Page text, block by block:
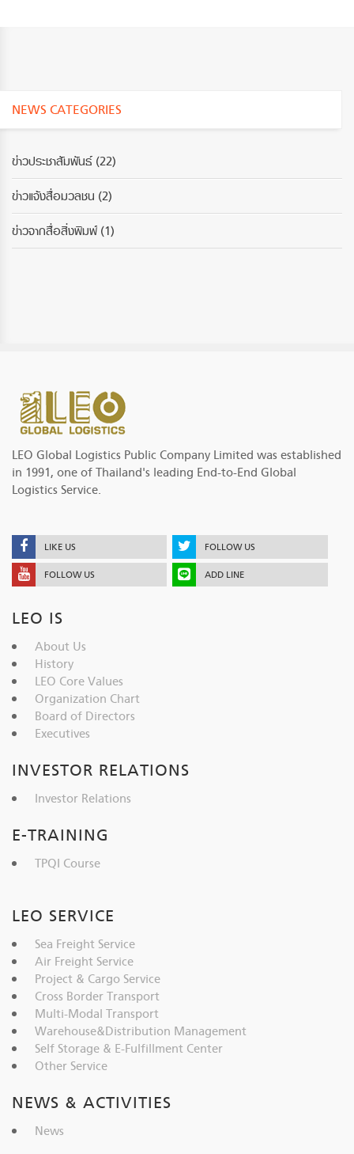
NEWS CATEGORIES
ข่าวประชาสัมพันธ์ (22)
ข่าวแจ้งสื่อมวลชน (2)
ข่าวจากสื่อสิ่งพิมพ์ (1)
LEO Global Logistics Public Company Limited was established
in 1991, one of Thailand's leading End-to-End Global
Logistics Service.
LIKE US
FOLLOW US
FOLLOW US
ADD LINE
LEO IS
About Us
History
LEO Core Values
Organization Chart
Board of Directors
Executives
INVESTOR RELATIONS
Investor Relations
E-TRAINING
TPQI Course
LEO SERVICE
Sea Freight Service
Air Freight Service
Project & Cargo Service
Cross Border Transport
Multi-Modal Transport
Warehouse&Distribution Management
Self Storage & E-Fulfillment Center
Other Service
NEWS & ACTIVITIES
News